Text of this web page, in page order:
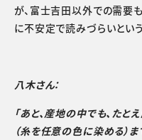
が、富士吉田以外での需要
に不安定で読みづらいという
八木さん：
「あと、産地の中でも、たと
（糸を任意の色に染める）